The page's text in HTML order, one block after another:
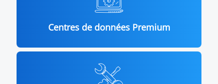
Centres de données Premium